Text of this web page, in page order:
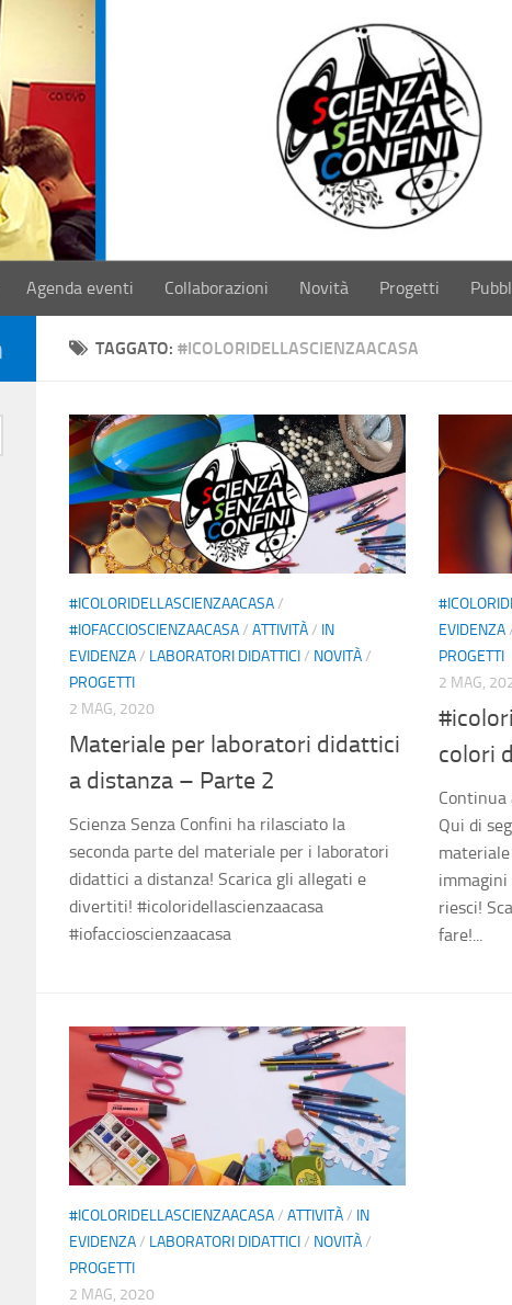
Agenda eventi Collaborazioni Novità Progetti
TAGGATO: #ICOLORIDELLASCIENZAACASA
#ICOLORIDELLASCIENZAACASA/
#IOFACCIOSCIENZAACASA/ ATTIVITÀ/ IN
EVIDENZA/ LABORATORI DIDATTICI/ NOVITÀ/
PROGETTI
2 MAG, 2020
Materiale per laboratori didattici
a distanza – Parte 2
Scienza Senza Confini ha rilasciato la
seconda parte del materiale per i laboratori
didattici a distanza! Scarica gli allegati e
divertiti! #icoloridellascienzaacasa
#iofaccioscienzaacasa
EVIDENZA
PROGETTI
2 MAG,
colori
Continua
Qui di
immagini
riesci!
fare!...
#ICOLORIDELLASCIENZAACASA/ ATTIVITÀ/ IN
EVIDENZA/ LABORATORI DIDATTICI/ NOVITÀ/
PROGETTI
2 MAG, 2020